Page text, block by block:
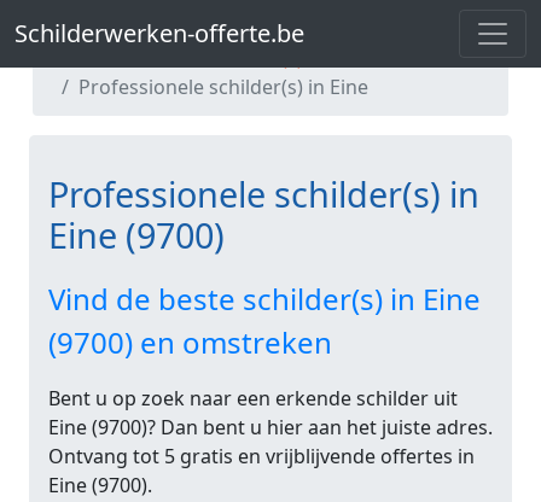
Schilderwerken-offerte.be
Schilderwerken-offerte.be
Professionele schilder(s) in Eine
Professionele schilder(s) in
Eine (9700)
Vind de beste schilder(s) in Eine
(9700) en omstreken
Bent u op zoek naar een erkende schilder uit
Eine (9700)? Dan bent u hier aan het juiste adres.
Ontvang tot 5 gratis en vrijblijvende offertes in
Eine (9700).